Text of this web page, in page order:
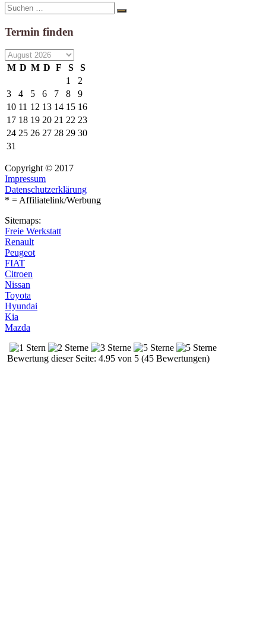
Suche
nach:
Suchen
Termin finden
M D M D F S
S
1
2
3
4 5 6 7 8
9
10 11 12 13 14 15 16
17 18 19 20 21 22 23
24 25 26 27 28 29 30
31
Copyright © 2017
Impressum
Datenschutzerklärung
* = Affiliatelink/Werbung
Sitemaps:
Freie Werkstatt
Renault
Peugeot
FIAT
Citroen
Nissan
Toyota
Hyundai
Kia
Mazda
Bewertung dieser Seite: 4.95 von 5 (45 Bewertungen)